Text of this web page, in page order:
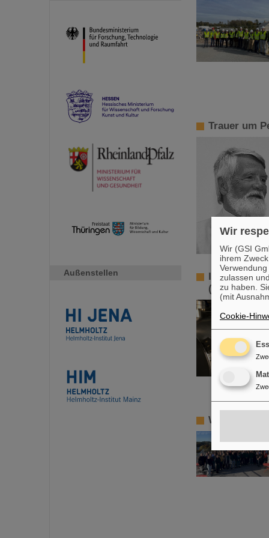
Außenstellen
Trauer um
(HELIAC)
Wiederwahl
Wir
Wir (GSI
ihrem
zulassen
zu haben.
(mit
Cookie-